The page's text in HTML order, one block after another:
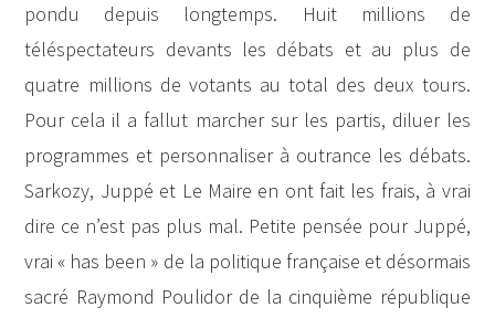
pondu depuis longtemps. Huit millions de
téléspectateurs devants les débats et au plus de
quatre millions de votants au total des deux tours.
Pour cela il a fallut marcher sur les partis, diluer les
programmes et personnaliser à outrance les débats.
Sarkozy, Juppé et Le Maire en ont fait les frais, à vrai
dire ce n’est pas plus mal. Petite pensée pour Juppé,
vrai « has been » de la politique française et désormais
sacré Raymond Poulidor de la cinquième république